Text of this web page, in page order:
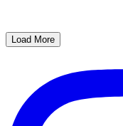
Load More